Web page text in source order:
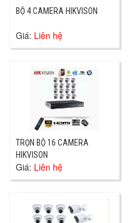
BỘ 4 CAMERA HIKVISON
Giá: Liên hệ
TRỌN BỘ 16 CAMERA
HIKVISON
Giá: Liên hệ